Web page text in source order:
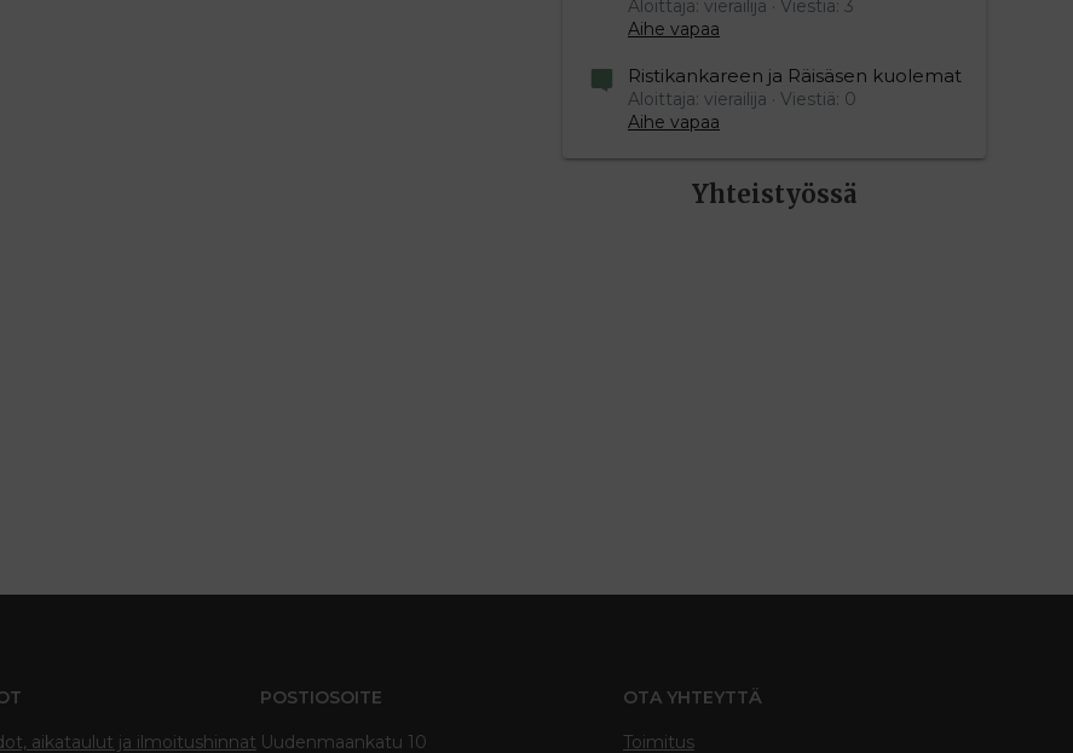
Aloittaja: vierailija
Viestiä: 3
Aihe vapaa
Ristikankareen ja Räisäsen kuolemat
Aloittaja: vierailija
Viestiä: 0
Aihe vapaa
Yhteistyössä
aikataulut ja ilmoitushinnat
POSTIOSOITE
Uudenmaankatu 10
OTA YHTEYTTÄ
Toimitus